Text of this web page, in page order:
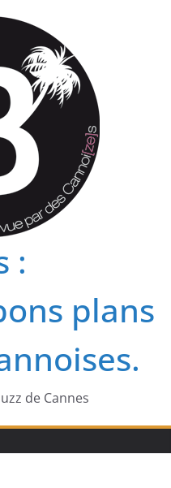
:
plans
de Cannes